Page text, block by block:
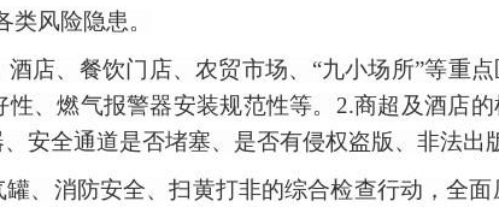
风险隐患。
店、餐饮门店、农贸市场、 “九小场所”等重
、燃气报警器安装规范性等。2.商超及酒店
安全通道是否堵塞、是否有侵权盗版、非法出
、消防安全、扫黄打非的综合检查行动，全